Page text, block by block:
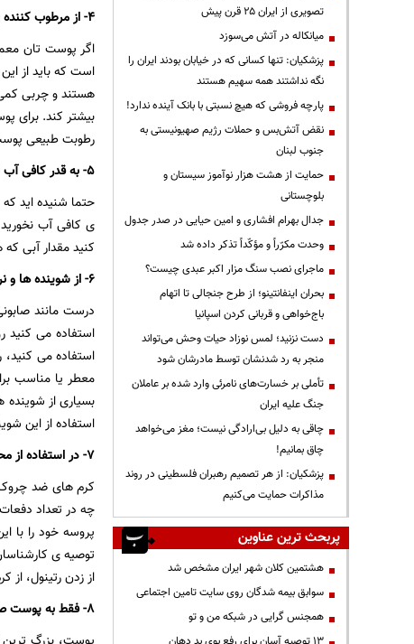
۴- از مرطوب کننده ی نامناسبی استفاده می کنید
اگر پوست تان
است که باید از
هستند و چربی
بیشتر کند. برای
رطوبت طبیعی پوست
۵- به قدر کافی آب نمی خورید
ی کافی آب
کنید مقدار آبی که
۶- از شوینده ها و نرم کننده های لباسی استفاده می کنید که قوی هستند
درست مانند
استفاده می کنید
استفاده می
معطر یا مناسب
بسیاری از شوینده
استفاده از این
۷- در استفاده از محصولات بهداشتی حاوی رتینول افراط می کنید
کرم های ضد چروک
پروسه خود را با
توصیه ی
از زدن رتینول،
۸- فقط به پوست صورت تان توجه دارید
تصویری از ایران ۲۵ قرن پیش
میانکاله در آتش می‌سوزد
پزشکیان: تنها کسانی که در خیابان بودند ایران را
نگه نداشتند همه سهیم هستند
پارچه فروشی که هیچ نسبتی با بانک آینده ندارد!
نقض آتش‌بس و حملات رژیم صهیونیستی به
جنوب لبنان
حمایت از هشت هزار نوآموز سیستان و
بلوچستانی
جدال بهرام افشاری و امین حیایی در صدر جدول
وحدت مکرّراً و مؤکّداً تذکر داده شد
ماجرای نصب سنگ مزار اکبر عبدی چیست؟
بحران اینفانتینو؛ از طرح جنجالی تا اتهام
باج‌خواهی و قربانی کردن اسپانیا
دست نزنید؛ لمس نوزاد حیات وحش می‌تواند
منجر به رد شدنشان توسط مادرشان شود
تأملی بر خسارت‌های نامرئی وارد شده بر عاملان
جنگ علیه ایران
چاقی به دلیل بی‌ارادگی نیست؛ مغز می‌خواهد
چاق بمانیم!
پزشکیان: از هر تصمیم رهبران فلسطینی در روند
مذاکرات حمایت می‌کنیم
پربحث ترین عناوین
هشتمین کلان شهر ایران مشخص شد
سوابق بیمه شدگان روی سایت تامین اجتماعی
همجنس گرایی در شبکه من و تو